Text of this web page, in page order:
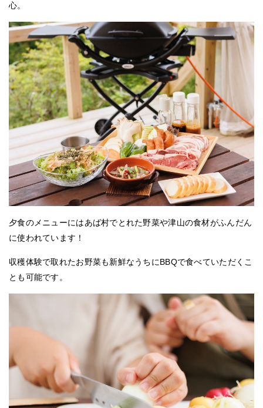
心。
夕食のメニューにはあば村でとれた野菜や津山の食材がふんだん
に使われています！
収穫体験で取れたお野菜も新鮮なうちにBBQで食べていただくこ
とも可能です。